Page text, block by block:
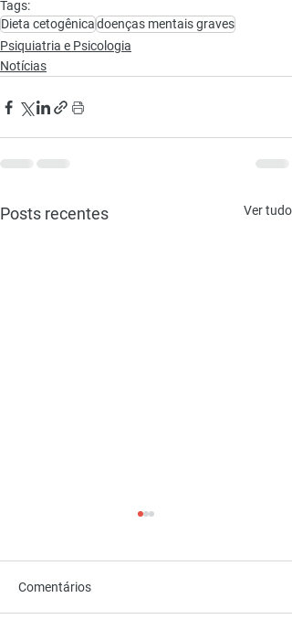
Tags:
Dieta cetogênicadoenças mentais graves
Psiquiatria e Psicologia
Notícias
Posts recentes Ver tudo
Comentários